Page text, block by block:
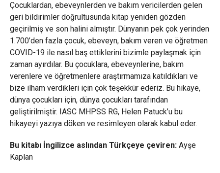
Çocuklardan, ebeveynlerden ve bakım vericilerden gelen
geri bildirimler doğrultusunda kitap yeniden gözden
geçirilmiş ve son halini almıştır. Dünyanın pek çok yerinden
1.700’den fazla çocuk, ebeveyn, bakım veren ve öğretmen
COVID-19 ile nasıl baş ettiklerini bizimle paylaşmak için
zaman ayırdılar. Bu çocuklara, ebeveynlerine, bakım
verenlere ve öğretmenlere araştırmamıza katıldıkları ve
bize ilham verdikleri için çok teşekkür ederiz. Bu hikaye,
dünya çocukları için, dünya çocukları tarafından
geliştirilmiştir. IASC MHPSS RG, Helen Patuck’u bu
hikayeyi yazıya döken ve resimleyen olarak kabul eder.
Bu kitabı İngilizce aslından Türkçeye çeviren:Ayşe
Kaplan